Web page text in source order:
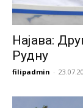
Најава:
Рудну
filipadmin -